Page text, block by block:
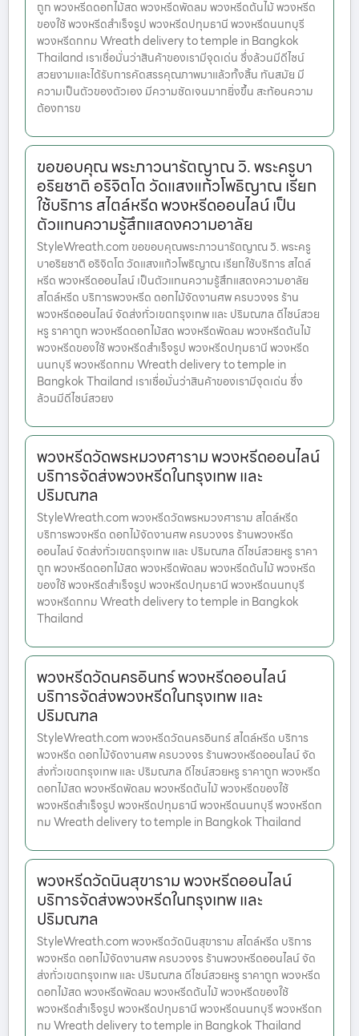
ถูก พวงหรีดดอกไม้สด พวงหรีดพัดลม พวงหรีดต้นไม้ พวงหรีด
ของใช้ พวงหรีดสำเร็จรูป พวงหรีดปทุมธานี พวงหรีดนนทบุรี
พวงหรีดกทม Wreath delivery to temple in Bangkok
Thailand เราเชื่อมั่นว่าสินค้าของเรามีจุดเด่น ซึ่งล้วนมีดีไซน์
สวยงามและได้รับการคัดสรรคุณภาพมาแล้วทั้งสิ้น ทันสมัย มี
ความเป็นตัวของตัวเอง มีความชัดเจนมากยิ่งขึ้น สะท้อนความ
ต้องการข
ขอขอบคุณ พระภาวนารัตญาณ วิ. พระครูบา
อริยชาติ อริจิตโต วัดแสงแก้วโพธิญาณ เรียก
ใช้บริการ สไตล์หรีด พวงหรีดออนไลน์ เป็น
ตัวแทนความรู้สึกแสดงความอาลัย
StyleWreath.com ขอขอบคุณพระภาวนารัตญาณ วิ. พระครู
บาอริยชาติ อริจิตโต วัดแสงแก้วโพธิญาณ เรียกใช้บริการ สไตล์
หรีด พวงหรีดออนไลน์ เป็นตัวแทนความรู้สึกแสดงความอาลัย
สไตล์หรีด บริการพวงหรีด ดอกไม้จัดงานศพ ครบวงจร ร้าน
พวงหรีดออนไลน์ จัดส่งทั่วเขตกรุงเทพ และ ปริมณฑล ดีไซน์สวย
หรู ราคาถูก พวงหรีดดอกไม้สด พวงหรีดพัดลม พวงหรีดต้นไม้
พวงหรีดของใช้ พวงหรีดสำเร็จรูป พวงหรีดปทุมธานี พวงหรีด
นนทบุรี พวงหรีดกทม Wreath delivery to temple in
Bangkok Thailand เราเชื่อมั่นว่าสินค้าของเรามีจุดเด่น ซึ่ง
ล้วนมีดีไซน์สวยง
พวงหรีดวัดพรหมวงศาราม พวงหรีดออนไลน์
บริการจัดส่งพวงหรีดในกรุงเทพ และ
ปริมณฑล
StyleWreath.com พวงหรีดวัดพรหมวงศาราม สไตล์หรีด
บริการพวงหรีด ดอกไม้จัดงานศพ ครบวงจร ร้านพวงหรีด
ออนไลน์ จัดส่งทั่วเขตกรุงเทพ และ ปริมณฑล ดีไซน์สวยหรู ราคา
ถูก พวงหรีดดอกไม้สด พวงหรีดพัดลม พวงหรีดต้นไม้ พวงหรีด
ของใช้ พวงหรีดสำเร็จรูป พวงหรีดปทุมธานี พวงหรีดนนทบุรี
พวงหรีดกทม Wreath delivery to temple in Bangkok
Thailand
พวงหรีดวัดนครอินทร์ พวงหรีดออนไลน์
บริการจัดส่งพวงหรีดในกรุงเทพ และ
ปริมณฑล
StyleWreath.com พวงหรีดวัดนครอินทร์ สไตล์หรีด บริการ
พวงหรีด ดอกไม้จัดงานศพ ครบวงจร ร้านพวงหรีดออนไลน์ จัด
ส่งทั่วเขตกรุงเทพ และ ปริมณฑล ดีไซน์สวยหรู ราคาถูก พวงหรีด
ดอกไม้สด พวงหรีดพัดลม พวงหรีดต้นไม้ พวงหรีดของใช้
พวงหรีดสำเร็จรูป พวงหรีดปทุมธานี พวงหรีดนนทบุรี พวงหรีดก
ทม Wreath delivery to temple in Bangkok Thailand
พวงหรีดวัดนินสุขาราม พวงหรีดออนไลน์
บริการจัดส่งพวงหรีดในกรุงเทพ และ
ปริมณฑล
StyleWreath.com พวงหรีดวัดนินสุขาราม สไตล์หรีด บริการ
พวงหรีด ดอกไม้จัดงานศพ ครบวงจร ร้านพวงหรีดออนไลน์ จัด
ส่งทั่วเขตกรุงเทพ และ ปริมณฑล ดีไซน์สวยหรู ราคาถูก พวงหรีด
ดอกไม้สด พวงหรีดพัดลม พวงหรีดต้นไม้ พวงหรีดของใช้
พวงหรีดสำเร็จรูป พวงหรีดปทุมธานี พวงหรีดนนทบุรี พวงหรีดก
ทม Wreath delivery to temple in Bangkok Thailand